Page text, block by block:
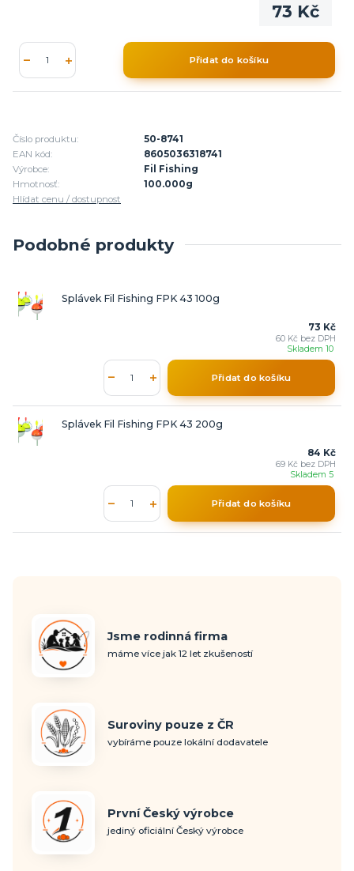
73 Kč
Přidat do košíku
Číslo produktu:
50-8741
EAN kód:
8605036318741
Výrobce:
Fil Fishing
Hmotnosť:
100.000g
Hlídat cenu / dostupnost
Podobné produkty
Splávek Fil Fishing FPK 43 100g
73 Kč
60 Kč bez DPH
Skladem 10
Přidat do košíku
Splávek Fil Fishing FPK 43 200g
84 Kč
69 Kč bez DPH
Skladem 5
Přidat do košíku
Jsme rodinná firma
máme více jak 12 let zkušeností
Suroviny pouze z ČR
vybíráme pouze lokální dodavatele
První Český výrobce
jediný oficiální Český výrobce